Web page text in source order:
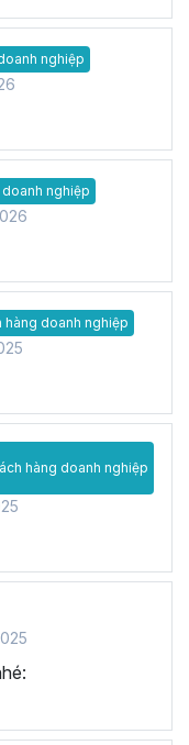
nghiệp
nghiệp
hàng doanh nghiệp
hàng doanh nghiệp